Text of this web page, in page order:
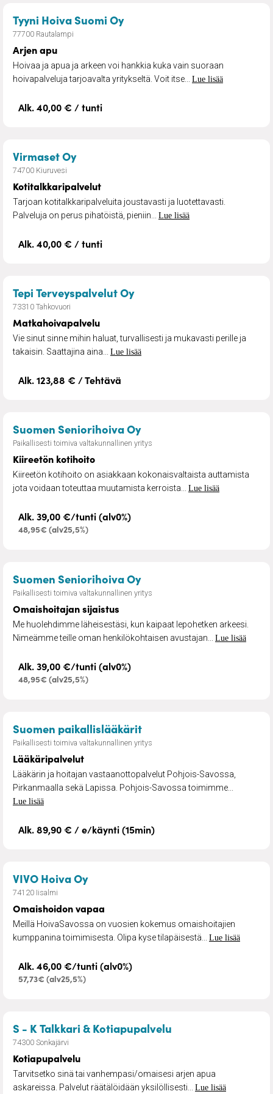
Tyyni Hoiva Suomi Oy– Arjen apu
77700 Rautalampi
Arjen apu
Hoivaa ja apua ja arkeen voi hankkia kuka vain suoraan
hoivapalveluja tarjoavalta yritykseltä. Voit itse... Lue lisää
Alk. 40,00 € / tunti
Virmaset Oy– Kotitalkkaripalvelut
74700 Kiuruvesi
Kotitalkkaripalvelut
Tarjoan kotitalkkaripalveluita joustavasti ja luotettavasti.
Palveluja on perus pihatöistä, pieniin... Lue lisää
Alk. 40,00 € / tunti
Tepi Terveyspalvelut Oy– Matkahoivapalvelu
73310 Tahkovuori
Matkahoivapalvelu
Vie sinut sinne mihin haluat, turvallisesti ja mukavasti perille ja
takaisin. Saattajina aina... Lue lisää
Alk. 123,88 € / Tehtävä
Suomen Seniorihoiva Oy– Kiireetön kotihoito
Paikallisesti toimiva valtakunnallinen yritys
Kiireetön kotihoito
Kiireetön kotihoito on asiakkaan kokonaisvaltaista auttamista
jota voidaan toteuttaa muutamista kerroista... Lue lisää
Alk. 39,00 €/tunti (alv0%)
48,95€ (alv25,5%)
Suomen Seniorihoiva Oy– Omaishoitajan sijaistus
Paikallisesti toimiva valtakunnallinen yritys
Omaishoitajan sijaistus
Me huolehdimme läheisestäsi, kun kaipaat lepohetken arkeesi.
Nimeämme teille oman henkilökohtaisen avustajan... Lue lisää
Alk. 39,00 €/tunti (alv0%)
48,95€ (alv25,5%)
Suomen paikallislääkärit– Lääkäripalvelut
Paikallisesti toimiva valtakunnallinen yritys
Lääkäripalvelut
Lääkärin ja hoitajan vastaanottopalvelut Pohjois-Savossa,
Pirkanmaalla sekä Lapissa. Pohjois-Savossa toimimme...
Lue lisää
Alk. 89,90 € / e/käynti (15min)
VIVO Hoiva Oy– Omaishoidon vapaa
74120 Iisalmi
Omaishoidon vapaa
Meillä HoivaSavossa on vuosien kokemus omaishoitajien
kumppanina toimimisesta. Olipa kyse tilapäisestä... Lue lisää
Alk. 46,00 €/tunti (alv0%)
57,73€ (alv25,5%)
S - K Talkkari & Kotiapupalvelu
74300 Sonkajärvi
Kotiapupalvelu
Tarvitsetko sinä tai vanhempasi/omaisesi arjen apua
askareissa. Palvelut räätälöidään yksilöllisesti... Lue lisää